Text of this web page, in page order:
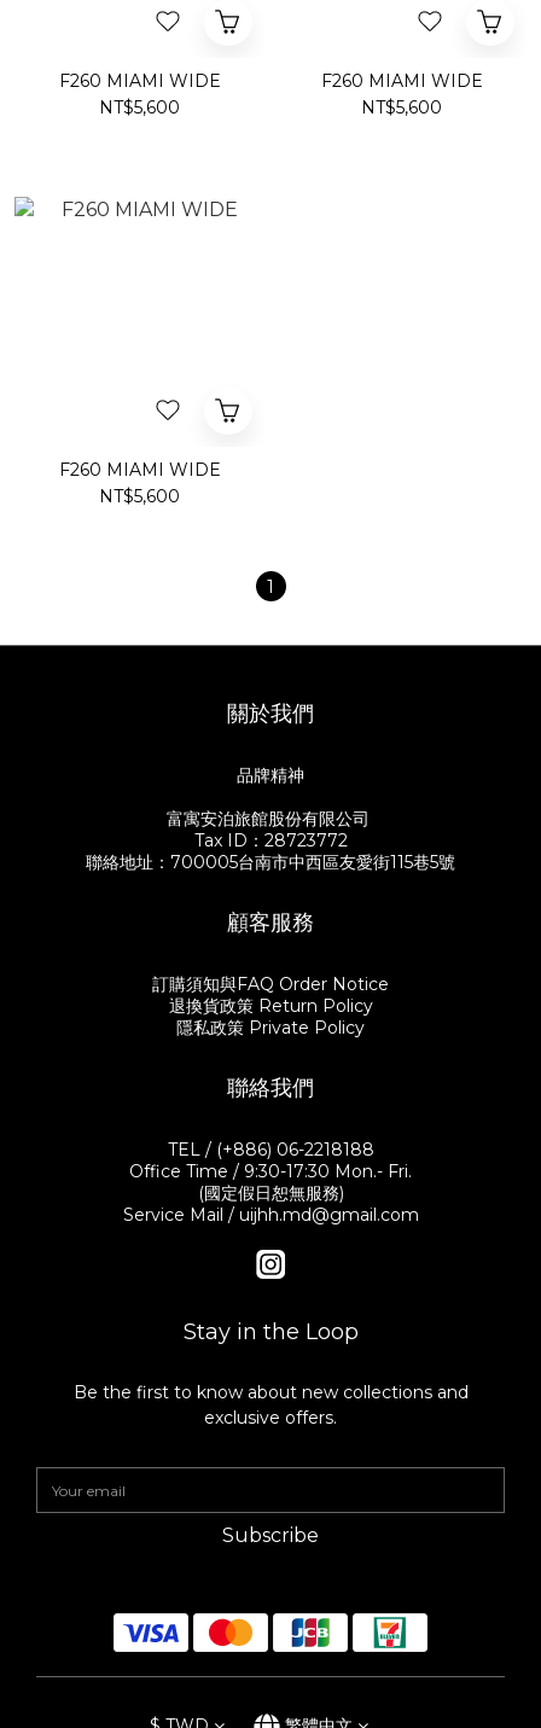
F260 MIAMI WIDE
NT$5,600
F260 MIAMI WIDE
NT$5,600
F260 MIAMI WIDE
NT$5,600
1
關於我們
品牌精神
富寓安泊旅館股份有限公司
Tax ID：28723772
聯絡地址：700005台南市中西區友愛街115巷5號
顧客服務
訂購須知與FAQ Order Notice
退換貨政策 Return Policy
隱私政策 Private Policy
聯絡我們
TEL / (+886) 06-2218188
Office Time / 9:30-17:30 Mon.- Fri.
(國定假日恕無服務)
Service Mail / uijhh.md@gmail.com
Stay in the Loop
Be the first to know about new collections and
exclusive offers.
Subscribe